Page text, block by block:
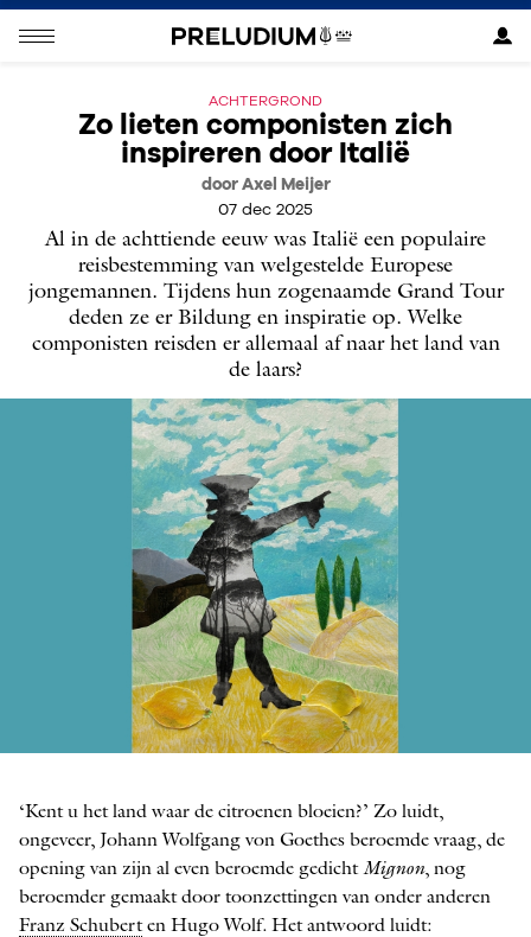
ACHTERGROND
Zo lieten componisten zich
inspireren door Italië
door Axel Meijer
07 dec 2025
Al in de achttiende eeuw was Italië een populaire
reisbestemming van welgestelde Europese
jongemannen. Tijdens hun zogenaamde Grand Tour
deden ze er Bildung en inspiratie op. Welke
componisten reisden er allemaal af naar het land van
de laars?
ILLUSTRATIE: JANNEKE BOESER
‘Kent u het land waar de ­citroenen bloeien?’ Zo luidt,
ongeveer, Johann Wolfgang von Goethes beroemde vraag, de
opening van zijn al even beroemde gedichtMignon, nog
beroemder gemaakt door toonzettingen van onder anderen
Franz Schuberten Hugo Wolf. Het antwoord luidt: